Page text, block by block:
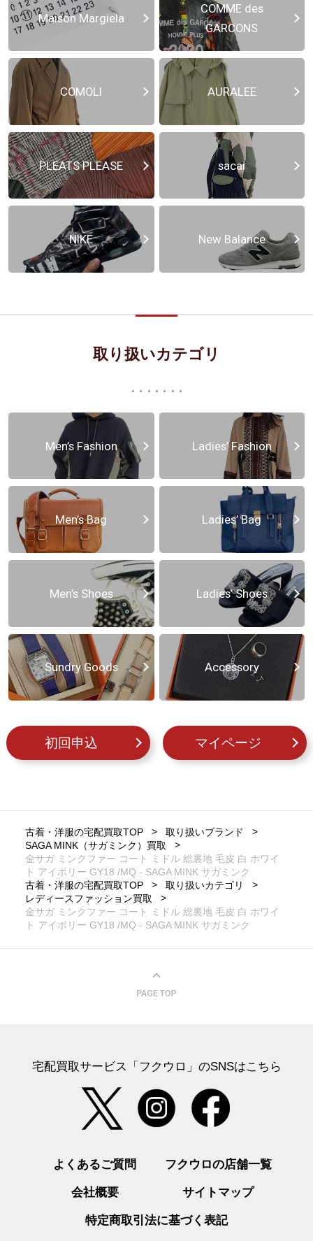
Maison Margiela
COMME des
GARCONS
COMOLI AURALEE
PLEATS PLEASE sacai
NIKE New Balance
取り扱いカテゴリ
Men’s Fashion Ladies’ Fashion
Men’s Bag Ladies’ Bag
Men’s Shoes Ladies’ Shoes
Sundry Goods Accessory
初回申込 マイページ
古着・洋服の宅配買取TOP
取り扱いブランド
SAGA MINK（サガミンク）買取
金サガ ミンクファー コート ミドル 総裏地 毛皮 白 ホワイ
ト アイボリー GY18 /MQ - SAGA MINK サガミンク
古着・洋服の宅配買取TOP
取り扱いカテゴリ
レディースファッション買取
金サガ ミンクファー コート ミドル 総裏地 毛皮 白 ホワイ
ト アイボリー GY18 /MQ - SAGA MINK サガミンク
宅配買取サービス「フクウロ」のSNSはこちら
よくあるご質問 フクウロの店舗一覧
会社概要 サイトマップ
特定商取引法に基づく表記